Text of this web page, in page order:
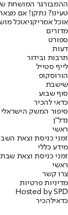
ההמבורגר המושחת
טעינו? נתקן! אם
אוכל אמריקניאוכל
מדורים
ספורט
דעות
תרבות ובידור
לייף סטייל
הורוסקופ
שישבת
סוף שבוע
כדאי להכיר
סיפור המשק הישראלי
נדל"ן
ראשי
זמני כניסת וצאת
מידע כללי
זמני כניסת וצאת שבת
ראשי
צרו קשר
מדיניות פרטיות
Hosted by SPD
כדאילהכיר